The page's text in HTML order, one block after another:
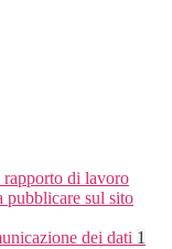
di lavoro
pubblicare sul sito
dei dati 1